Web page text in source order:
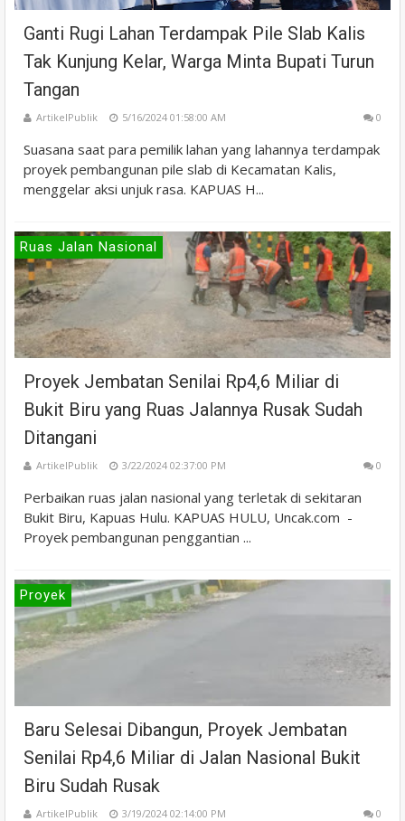
Ganti Rugi Lahan Terdampak Pile Slab Kalis
Tak Kunjung Kelar, Warga Minta Bupati Turun
Tangan
ArtikelPublik 5/16/2024 01:58:00 AM 0
Suasana saat para pemilik lahan yang lahannya terdampak
proyek pembangunan pile slab di Kecamatan Kalis,
menggelar aksi unjuk rasa. KAPUAS H...
Ruas Jalan Nasional
Proyek Jembatan Senilai Rp4,6 Miliar di
Bukit Biru yang Ruas Jalannya Rusak Sudah
Ditangani
ArtikelPublik 3/22/2024 02:37:00 PM 0
Perbaikan ruas jalan nasional yang terletak di sekitaran
Bukit Biru, Kapuas Hulu. KAPUAS HULU, Uncak.com -
Proyek pembangunan penggantian ...
Proyek
Baru Selesai Dibangun, Proyek Jembatan
Senilai Rp4,6 Miliar di Jalan Nasional Bukit
Biru Sudah Rusak
ArtikelPublik 3/19/2024 02:14:00 PM 0